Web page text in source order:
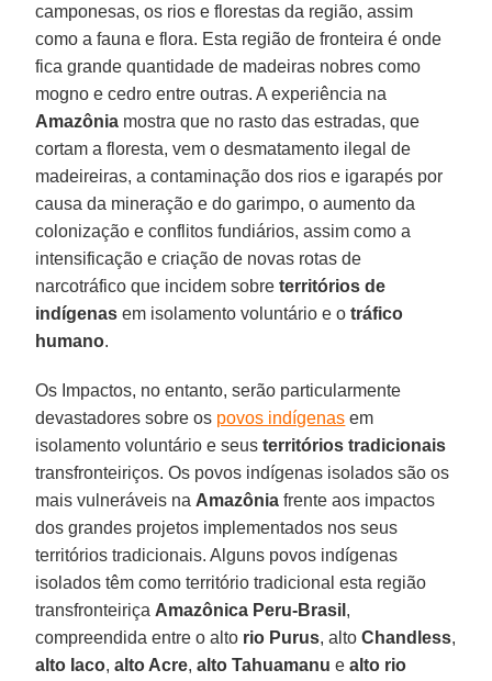
camponesas, os rios e florestas da região, assim
como a fauna e flora. Esta região de fronteira é onde
fica grande quantidade de madeiras nobres como
mogno e cedro entre outras. A experiência na
Amazônia mostra que no rasto das estradas, que
cortam a floresta, vem o desmatamento ilegal de
madeireiras, a contaminação dos rios e igarapés por
causa da mineração e do garimpo, o aumento da
colonização e conflitos fundiários, assim como a
intensificação e criação de novas rotas de
narcotráfico que incidem sobreterritórios de
indígenas em isolamento voluntário e otráfico
humano.
Os Impactos, no entanto, serão particularmente
devastadores sobre os povos indígenas em
isolamento voluntário e seusterritórios tradicionais
transfronteiriços. Os povos indígenas isolados são os
mais vulneráveis na Amazônia frente aos impactos
dos grandes projetos implementados nos seus
territórios tradicionais. Alguns povos indígenas
isolados têm como território tradicional esta região
transfronteiriça Amazônica Peru-Brasil ,
compreendida entre o alto rio Purus, altoChandless,
alto Iaco,alto Acre,alto Tahuamanu ealto rio